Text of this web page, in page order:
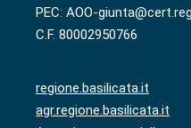
PEC: AOO-
C.F. 80002950766
regione.basilicata.it
agr.regione.basilicata.it